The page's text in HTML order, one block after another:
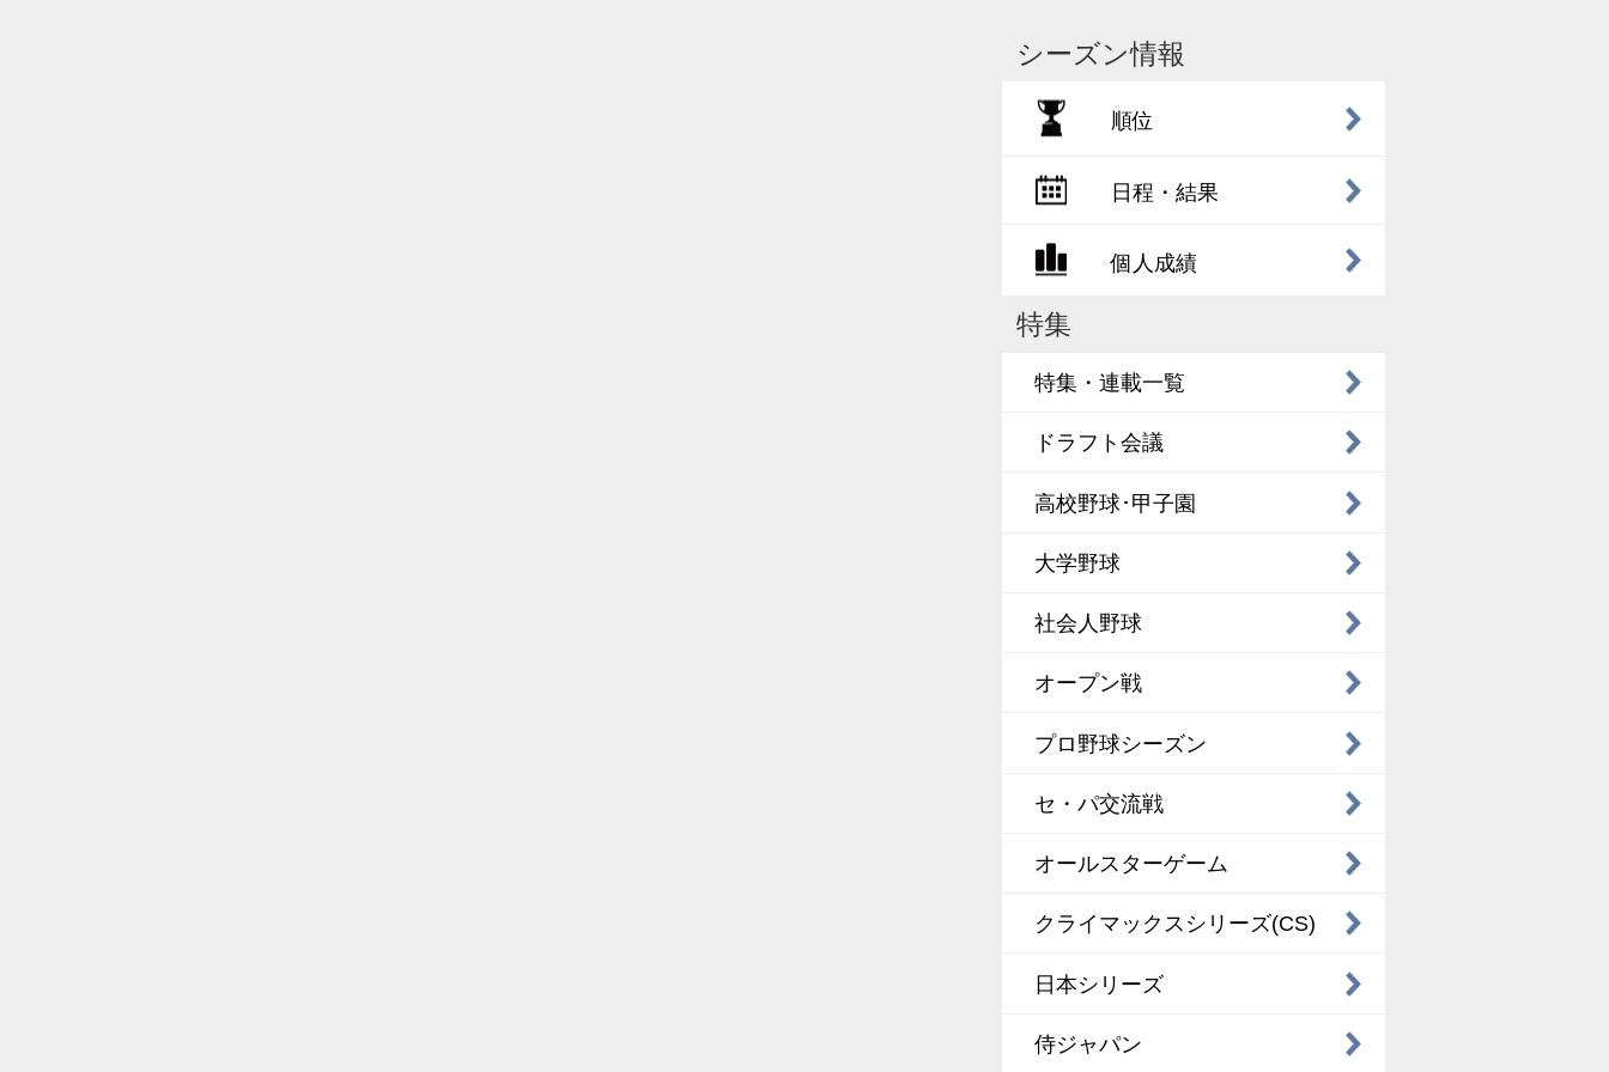
シーズン情報
順位
日程・結果
個人成績
特集
特集・連載一覧
ドラフト会議
高校野球･甲子園
大学野球
社会人野球
オープン戦
プロ野球シーズン
セ・パ交流戦
オールスターゲーム
クライマックスシリーズ(CS)
日本シリーズ
侍ジャパン